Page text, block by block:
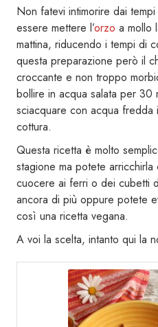
Non fatevi intimorire dai
essere mettere l’orzo a mollo
mattina, riducendo i tempi di
questa preparazione però il
croccante e non troppo
bollire in acqua salata per 30
sciacquare con acqua
cottura.
Questa ricetta è molto
stagione ma potete
cuocere ai ferri o dei cubetti
ancora di più oppure potete
così una ricetta vegana.
A voi la scelta, intanto qui la